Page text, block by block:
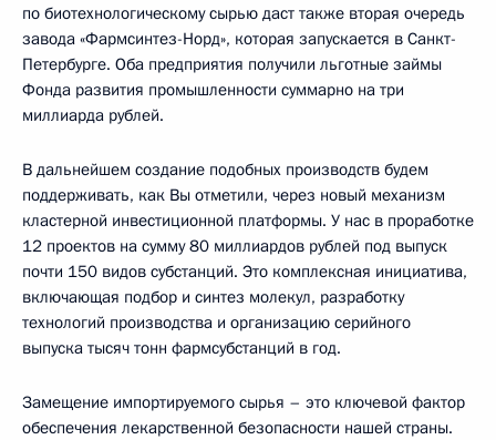
по биотехнологическому сырью даст также вторая очередь
завода «Фармсинтез-Норд», которая запускается в Санкт-
Петербурге. Оба предприятия получили льготные займы
Фонда развития промышленности суммарно на три
миллиарда рублей.
В дальнейшем создание подобных производств будем
поддерживать, как Вы отметили, через новый механизм
кластерной инвестиционной платформы. У нас в проработке
12 проектов на сумму 80 миллиардов рублей под выпуск
почти 150 видов субстанций. Это комплексная инициатива,
включающая подбор и синтез молекул, разработку
технологий производства и организацию серийного
выпуска тысяч тонн фармсубстанций в год.
Замещение импортируемого сырья – это ключевой фактор
обеспечения лекарственной безопасности нашей страны.